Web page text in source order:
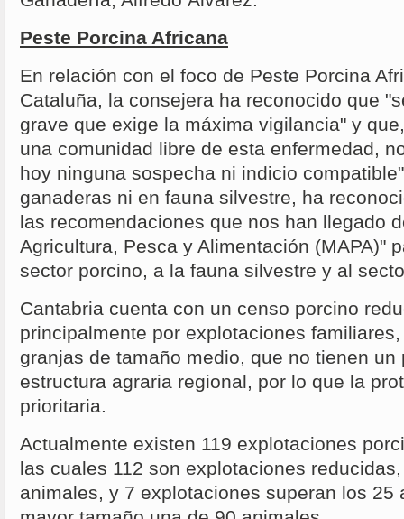
Peste Porcina Africana
En relación con el foco de Peste Porcina
Cataluña, la consejera ha reconocido que
grave que exige la máxima vigilancia" y
una comunidad libre de esta enfermedad,
hoy ninguna sospecha ni indicio
ganaderas ni en fauna silvestre, ha
las recomendaciones que nos han llegado
Agricultura, Pesca y Alimentación (MAPA)"
sector porcino, a la fauna silvestre y al
Cantabria cuenta con un censo porcino
principalmente por explotaciones
granjas de tamaño medio, que no tienen
estructura agraria regional, por lo que la
prioritaria.
Actualmente existen 119 explotaciones
las cuales 112 son explotaciones
animales, y 7 explotaciones superan los 25